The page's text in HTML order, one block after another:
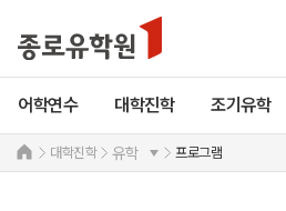
어학연수 대학진학 조기유학
대학진학 유학 프로그램